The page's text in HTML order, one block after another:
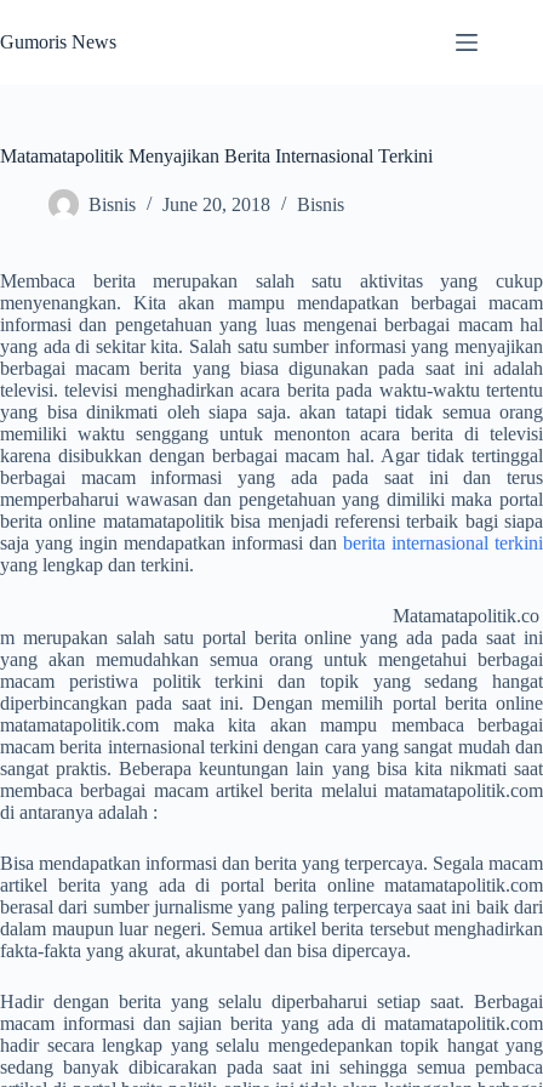
to
content
Gumoris News
Matamatapolitik Menyajikan Berita Internasional Terkini
Bisnis June 20, 2018 Bisnis
Membaca berita merupakan salah satu aktivitas yang cukup
menyenangkan. Kita akan mampu mendapatkan berbagai macam
informasi dan pengetahuan yang luas mengenai berbagai macam hal
yang ada di sekitar kita. Salah satu sumber informasi yang menyajikan
berbagai macam berita yang biasa digunakan pada saat ini adalah
televisi. televisi menghadirkan acara berita pada waktu-waktu tertentu
yang bisa dinikmati oleh siapa saja. akan tatapi tidak semua orang
memiliki waktu senggang untuk menonton acara berita di televisi
karena disibukkan dengan berbagai macam hal. Agar tidak tertinggal
berbagai macam informasi yang ada pada saat ini dan terus
memperbaharui wawasan dan pengetahuan yang dimiliki maka portal
berita online matamatapolitik bisa menjadi referensi terbaik bagi siapa
saja yang ingin mendapatkan informasi dan berita internasional terkini
yang lengkap dan terkini.
Matamatapolitik.co
m merupakan salah satu portal berita online yang ada pada saat ini
yang akan memudahkan semua orang untuk mengetahui berbagai
macam peristiwa politik terkini dan topik yang sedang hangat
diperbincangkan pada saat ini. Dengan memilih portal berita online
matamatapolitik.com maka kita akan mampu membaca berbagai
macam berita internasional terkini dengan cara yang sangat mudah dan
sangat praktis. Beberapa keuntungan lain yang bisa kita nikmati saat
membaca berbagai macam artikel berita melalui matamatapolitik.com
di antaranya adalah :
Bisa mendapatkan informasi dan berita yang terpercaya. Segala macam
artikel berita yang ada di portal berita online matamatapolitik.com
berasal dari sumber jurnalisme yang paling terpercaya saat ini baik dari
dalam maupun luar negeri. Semua artikel berita tersebut menghadirkan
fakta-fakta yang akurat, akuntabel dan bisa dipercaya.
Hadir dengan berita yang selalu diperbaharui setiap saat. Berbagai
macam informasi dan sajian berita yang ada di matamatapolitik.com
hadir secara lengkap yang selalu mengedepankan topik hangat yang
sedang banyak dibicarakan pada saat ini sehingga semua pembaca